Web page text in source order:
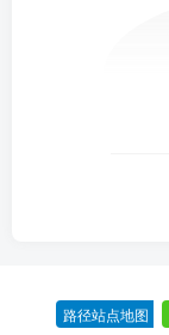
路径站点地图